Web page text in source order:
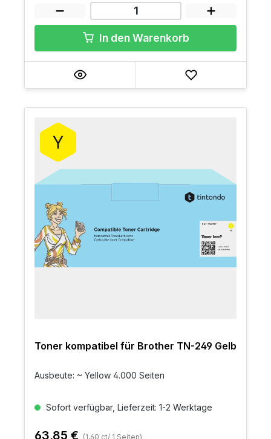
In den Warenkorb
Toner kompatibel für Brother TN-249 Gelb
Ausbeute: ~ Yellow 4.000 Seiten
Sofort verfügbar, Lieferzeit: 1-2 Werktage
63,85 € (1,60 ct/ 1 Seiten)